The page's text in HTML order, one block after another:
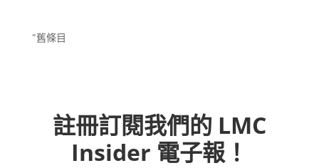
"舊條目
註冊訂閱我們的 LMC
Insider 電子報！